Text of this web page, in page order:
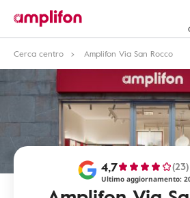
Cerca centro
Amplifon Via San Rocco
4,7 (23)
Ultimo aggiornamento: